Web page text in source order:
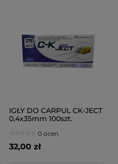
IGŁY DO CARPUL CK-JECT
0,4x35mm 100szt.
0 ocen
32,00 zł